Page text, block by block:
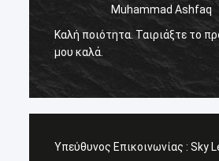
Muhammad Ashfaq
Καλή ποιότητα. Ταιριάξτε το
μου καλά.
Υπεύθυνος Επικοινωνίας : Sky